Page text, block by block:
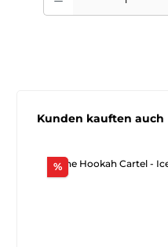
Produktgalerie überspringen
Kunden kauften auch
%Rabatt